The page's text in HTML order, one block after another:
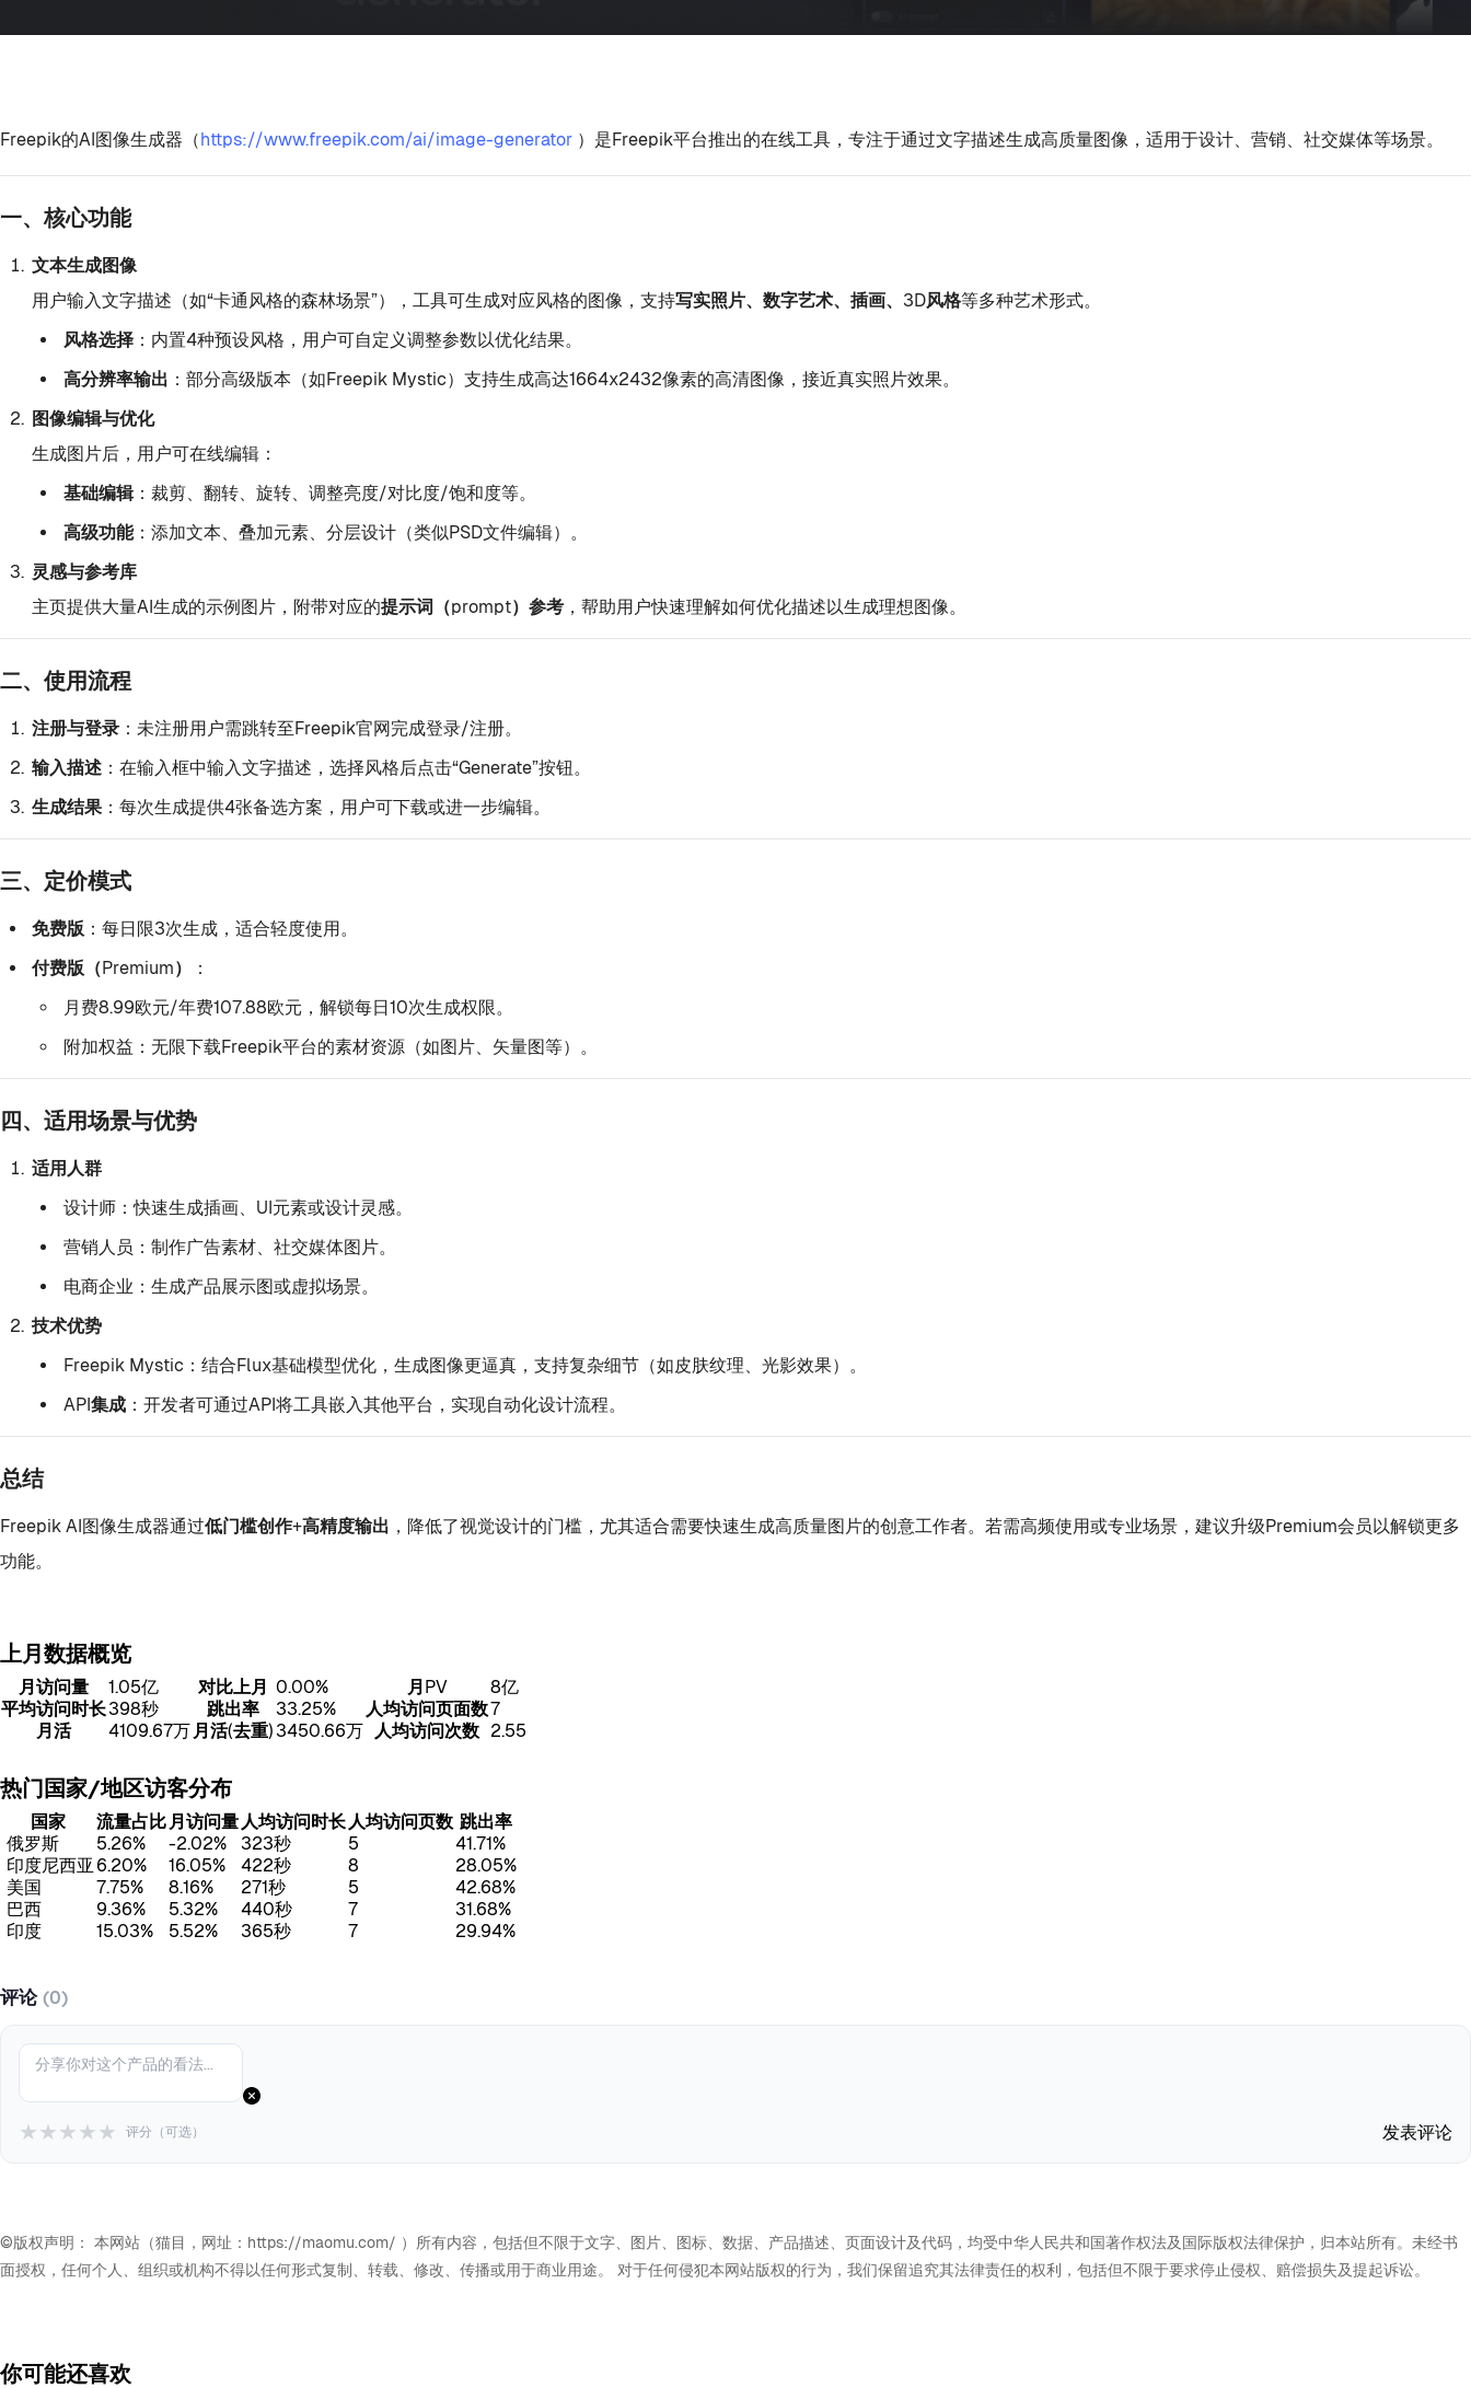
Freepik的AI图像生成器（https://www.freepik.com/ai/image-generator ）是Freepik平台推出的在线工具，专注于通过文字描述生成高质量图像，适用于设计、营销、社交媒体等场景。
一、核心功能
文本生成图像
用户输入文字描述（如“卡通风格的森林场景”），工具可生成对应风格的图像，支持写实照片、数字艺术、插画、3D风格等多种艺术形式。
风格选择：内置4种预设风格，用户可自定义调整参数以优化结果。
高分辨率输出 ：部分高级版本（如Freepik Mystic）支持生成高达1664x2432像素的高清图像，接近真实照片效果。
图像编辑与优化
生成图片后，用户可在线编辑：
基础编辑：裁剪、翻转、旋转、调整亮度/对比度/饱和度等。
高级功能：添加文本、叠加元素、分层设计（类似PSD文件编辑）。
灵感与参考库
主页提供大量AI生成的示例图片，附带对应的提示词（prompt）参考，帮助用户快速理解如何优化描述以生成理想图像。
二、使用流程
注册与登录：未注册用户需跳转至Freepik官网完成登录/注册。
输入描述：在输入框中输入文字描述，选择风格后点击“Generate”按钮。
生成结果：每次生成提供4张备选方案，用户可下载或进一步编辑。
三、定价模式
免费版 ：每日限3次生成，适合轻度使用。
付费版（Premium）
：
月费8.99欧元/年费107.88欧元，解锁每日10次生成权限。
附加权益：无限下载Freepik平台的素材资源（如图片、矢量图等）。
四、适用场景与优势
适用人群
设计师：快速生成插画、UI元素或设计灵感。
营销人员：制作广告素材、社交媒体图片。
电商企业：生成产品展示图或虚拟场景。
技术优势
Freepik Mystic ：结合Flux基础模型优化，生成图像更逼真，支持复杂细节（如皮肤纹理、光影效果）。
API集成：开发者可通过API将工具嵌入其他平台，实现自动化设计流程。
总结
Freepik AI图像生成器通过低门槛创作+高精度输出 ，降低了视觉设计的门槛，尤其适合需要快速生成高质量图片的创意工作者。若需高频使用或专业场景，建议升级Premium会员以解锁更多
功能。
上月数据概览
月访问量 1.05亿 对比上月 0.00% 月PV
8亿
平均访问时长398秒 跳出率 33.25% 人均访问页面数7
月活
4109.67万 月活(去重) 3450.66万 人均访问次数 2.55
热门国家/地区访客分布
国家 流量占比 月访问量 人均访问时长 人均访问页数 跳出率
俄罗斯
5.26% -2.02% 323秒 5
41.71%
印度尼西亚 6.20% 16.05% 422秒 8
28.05%
美国
7.75% 8.16% 271秒 5
42.68%
巴西
9.36% 5.32% 440秒 7
31.68%
印度
15.03% 5.52% 365秒 7 29.94%
评论(0)
★★★★★ 评分（可选） 发表评论
©版权声明： 本网站（猫目，网址：https://maomu.com/ ）所有内容，包括但不限于文字、图片、图标、数据、产品描述、页面设计及代码，均受中华人民共和国著作权法及国际版权法律保护，归本站所有。未经书
面授权，任何个人、组织或机构不得以任何形式复制、转载、修改、传播或用于商业用途。 对于任何侵犯本网站版权的行为，我们保留追究其法律责任的权利，包括但不限于要求停止侵权、赔偿损失及提起诉讼。
你可能还喜欢